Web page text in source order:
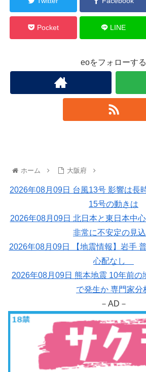
Pocket LINE
eoをフォローする
ホーム 大阪府
2026年08月09日 台風13号 影響は長
15号の動きは
2026年08月09日 北日本と東日本中
非常に不安定の見
2026年08月09日 【地震情報】岩手
心配なし
2026年08月09日 熊本地震 10年前の
で発生か 専門家分
－AD－